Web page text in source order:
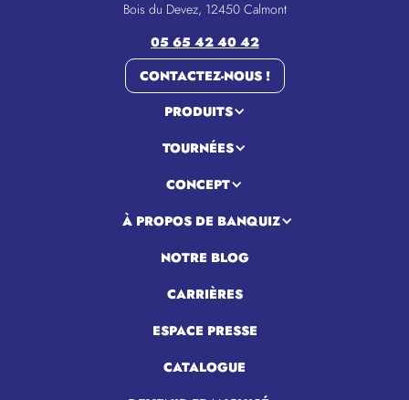
Bois du Devez, 12450 Calmont
05 65 42 40 42
CONTACTEZ-NOUS !
PRODUITS
TOURNÉES
CONCEPT
À PROPOS DE BANQUIZ
NOTRE BLOG
CARRIÈRES
ESPACE PRESSE
CATALOGUE